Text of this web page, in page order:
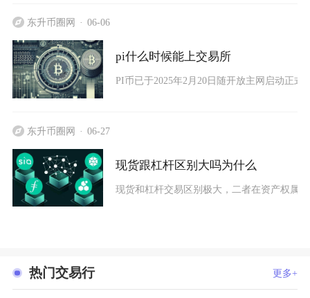
东升币圈网 06-06
pi什么时候能上交易所
PI币已于2025年2月20日随开放主网启动正
东升币圈网 06-27
现货跟杠杆区别大吗为什么
现货和杠杆交易区别极大，二者在资产权属
热门交易行 更多+